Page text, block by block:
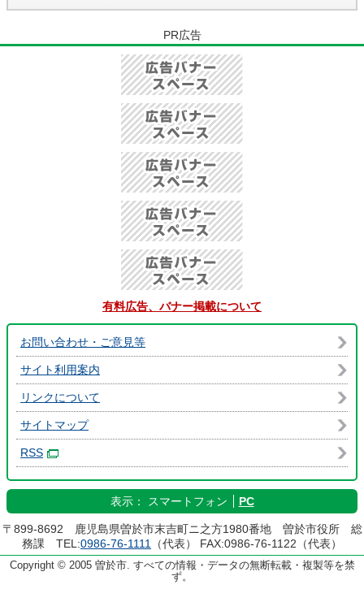
PR広告
有料広告、バナー掲載について
お問い合わせ・ご意見等
サイト利用案内
リンクについて
サイトマップ
RSS
表示： スマートフォン PC
〒899-8692 鹿児島県曽於市末吉町ニ之方1980番地 曽於市役所 総
務課 TEL:0986-76-1111 （代表） FAX:0986-76-1122（代表）
Copyright © 2005 曽於市. すべての情報・データの無断転載・複製等を禁
ず。